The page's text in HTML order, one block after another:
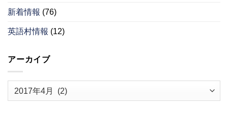
新着情報 (76)
英語村情報 (12)
アーカイブ